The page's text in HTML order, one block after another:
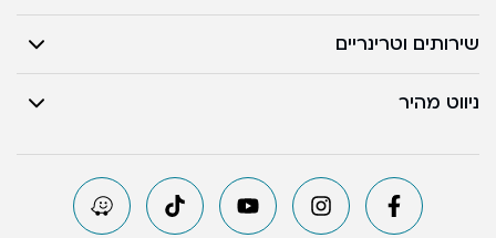
שירותים וטרינריים
ניווט מהיר